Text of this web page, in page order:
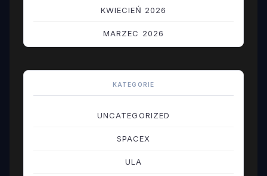
KWIECIEŃ 2026
MARZEC 2026
KATEGORIE
UNCATEGORIZED
SPACEX
ULA